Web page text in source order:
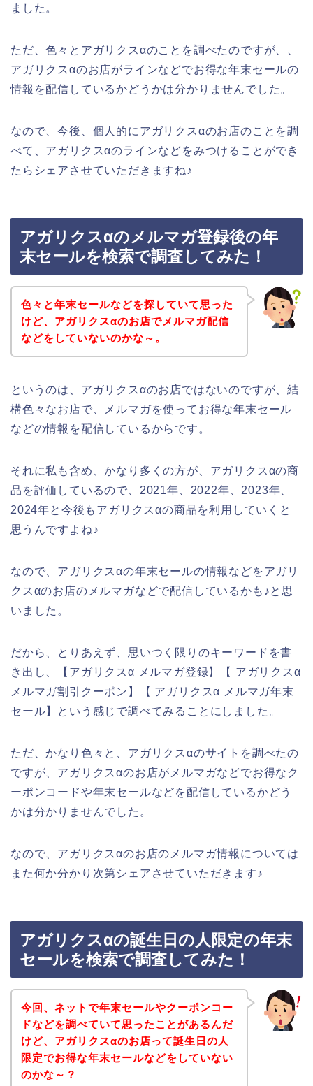
ました。
ただ、色々とアガリクスαのことを調べたのですが、、
アガリクスαのお店がラインなどでお得な年末セールの
情報を配信しているかどうかは分かりませんでした。
なので、今後、個人的にアガリクスαのお店のことを調
べて、アガリクスαのラインなどをみつけることができ
たらシェアさせていただきますね♪
アガリクスαのメルマガ登録後の年
末セールを検索で調査してみた！
色々と年末セールなどを探していて思った
けど、アガリクスαのお店でメルマガ配信
などをしていないのかな～。
というのは、アガリクスαのお店ではないのですが、結
構色々なお店で、メルマガを使ってお得な年末セール
などの情報を配信しているからです。
それに私も含め、かなり多くの方が、アガリクスαの商
品を評価しているので、2021年、2022年、2023年、
2024年と今後もアガリクスαの商品を利用していくと
思うんですよね♪
なので、アガリクスαの年末セールの情報などをアガリ
クスαのお店のメルマガなどで配信しているかも♪と思
いました。
だから、とりあえず、思いつく限りのキーワードを書
き出し、【アガリクスα メルマガ登録】【 アガリクスα
メルマガ割引クーポン】【 アガリクスα メルマガ年末
セール】という感じで調べてみることにしました。
ただ、かなり色々と、アガリクスαのサイトを調べたの
ですが、アガリクスαのお店がメルマガなどでお得なク
ーポンコードや年末セールなどを配信しているかどう
かは分かりませんでした。
なので、アガリクスαのお店のメルマガ情報については
また何か分かり次第シェアさせていただきます♪
アガリクスαの誕生日の人限定の年末
セールを検索で調査してみた！
今回、ネットで年末セールやクーポンコー
ドなどを調べていて思ったことがあるんだ
けど、アガリクスαのお店って誕生日の人
限定でお得な年末セールなどをしていない
のかな～？